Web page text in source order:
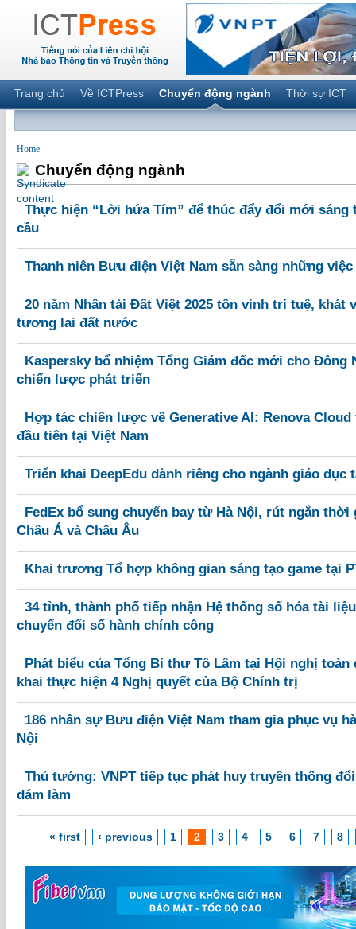
Trang chủ Về ICTPress Chuyển động ngành Thời sự ICT
Home
Chuyển động ngành
Thực hiện “Lời hứa Tím” để thúc đẩy đổi mới
cầu
Thanh niên Bưu điện Việt Nam sẵn sàng những
20 năm Nhân tài Đất Việt 2025 tôn vinh trí tuệ, khát
tương lai đất nước
Kaspersky bổ nhiệm Tổng Giám đốc mới cho Đông
chiến lược phát triển
Hợp tác chiến lược về Generative AI: Renova
đầu tiên tại Việt Nam
Triển khai DeepEdu dành riêng cho ngành giáo dục
FedEx bổ sung chuyến bay từ Hà Nội, rút ngắn thời
Châu Á và Châu Âu
Khai trương Tổ hợp không gian sáng tạo game tại
34 tỉnh, thành phố tiếp nhận Hệ thống số hóa tài
chuyển đổi số hành chính công
Phát biểu của Tổng Bí thư Tô Lâm tại Hội nghị
khai thực hiện 4 Nghị quyết của Bộ Chính trị
186 nhân sự Bưu điện Việt Nam tham gia phục vụ
Nội
Thủ tướng: VNPT tiếp tục phát huy truyền thống
dám làm
« first ‹ previous 1 2 3 4 5 6 7 8